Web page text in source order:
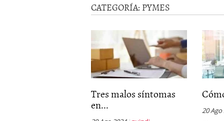
tradicional:
ventajas
para
pymes
mayo 29,
2026
Sobres de cartón: una
septiembre 4, 2025
Cómo convertir tu
Los CRM: Impulsores
Reubicación
CATEGORÍA: PYMES
Tres malos síntomas
en... 20 Ago